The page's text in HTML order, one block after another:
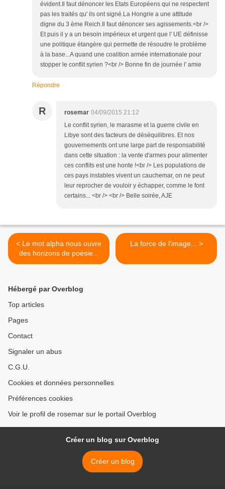
évident.Il faut dénoncer les Etats Européens qui ne respectent
pas les traités qu' ils ont signé.La Hongrie a une attitude
digne du 3 ème Reich.Il faut dénoncer ses agissements.<br />
Et puis il y a un besoin impérieux et urgent que l' UE définisse
une politique étangère qui permette de résoudre le problème
à la base...A quand une coalition armée internationale pour
stopper le conflit syrien ?<br /> Bonne fin de journée l' amie
Répondre
R rosemar 04/09/2015 21:12
Le conflit syrien, le marasme et la guerre civile en
Libye sont des facteurs de déséquilibres. Et nos
gouvernements ont une large part de responsabilité
dans cette situation : la vente d'armes pour alimenter
ces conflits est une honte !<br /> Les populations de
ces pays instables vivent un cauchemar, on ne peut
leur reprocher de vouloir y échapper, comme le font
certains... <br /> <br /> Belle soirée, AJE
< Le mot alpha nous ouvre
des horizons de poésie...
La force de l'image... >
Hébergé par Overblog
Top articles
Pages
Contact
Signaler un abus
C.G.U.
Cookies et données personnelles
Préférences cookies
Voir le profil de rosemar sur le portail Overblog
Créer un blog sur Overblog
Créer un blog